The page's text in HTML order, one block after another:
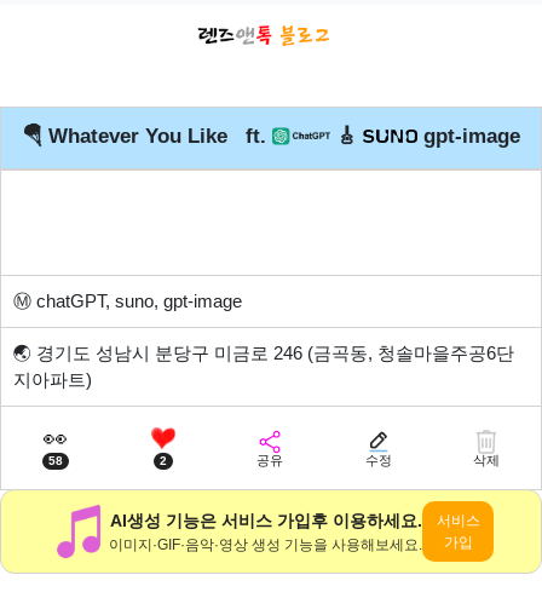
🪂 Whatever You Like ft. 🎸 gpt-image
Ⓜ️ chatGPT, suno, gpt-image
🌏 경기도 성남시 분당구 미금로 246 (금곡동, 청솔마을주공6단
지아파트)
👀
58 2 공유 수정 삭제
AI생성 기능은 서비스 가입후 이용하세요.
이미지·GIF·음악·영상 생성 기능을 사용해보세요.
서비스
가입